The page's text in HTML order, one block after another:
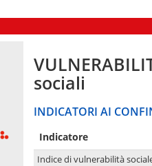
sociali
INDICATORI AI
Indicatore
Indice di vulnerabilità